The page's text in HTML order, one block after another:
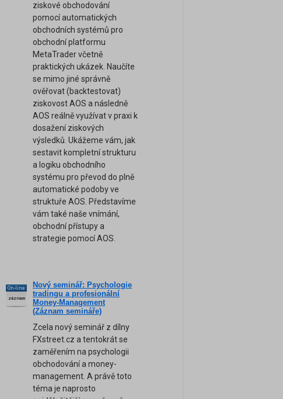
ziskové obchodování
pomocí automatických
obchodních systémů pro
obchodní platformu
MetaTrader včetně
praktických ukázek. Naučíte
se mimo jiné správně
ověřovat (backtestovat)
ziskovost AOS a následně
AOS reálně využívat v praxi k
dosažení ziskových
výsledků. Ukážeme vám, jak
sestavit kompletní strukturu
a logiku obchodního
systému pro převod do plně
automatické podoby ve
struktuře AOS. Představíme
vám také naše vnímání,
obchodní přístupy a
strategie pomocí AOS.
On-line
záznam
Nový seminář: Psychologie
tradingu a profesionální
Money-Management
(Záznam semináře)
Zcela nový seminář z dílny
FXstreet.cz a tentokrát se
zaměřením na psychologii
obchodování a money-
management. A právě toto
téma je naprosto